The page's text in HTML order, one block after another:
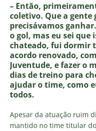
– Então,
coletivo. Que a gente
precisávamos
o gol, mas eu sei que
chateado, fui dormir
acordo renovado,
Juventude, e fazer o
dias de treino para
ajudar o time, como
todos.
Apesar da atuação ruim
mantido no time titular